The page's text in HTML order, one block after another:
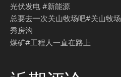
光伏发电 #新能源
总要去一次关山牧场吧#关山牧场
秀房沟
煤矿#工程人一直在路上